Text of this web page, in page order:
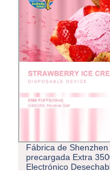
Fábrica de
precargada Extra
Electrónico